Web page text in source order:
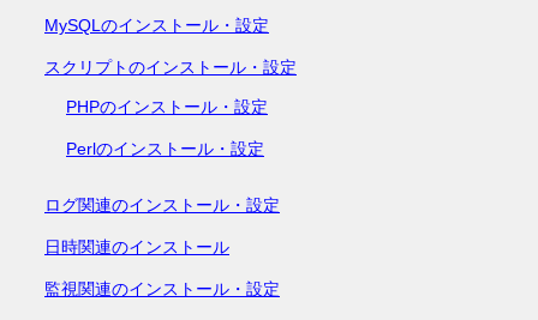
MySQLのインストール・設定
スクリプトのインストール・設定
PHPのインストール・設定
Perlのインストール・設定
ログ関連のインストール・設定
日時関連のインストール
監視関連のインストール・設定